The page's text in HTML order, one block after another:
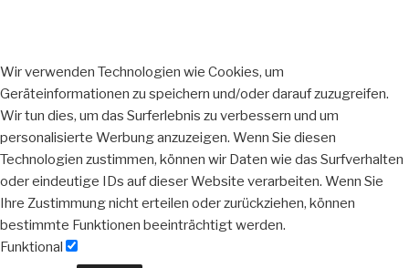
Wir verwenden Technologien wie Cookies, um
Geräteinformationen zu speichern und/oder darauf zuzugreifen.
Wir tun dies, um das Surferlebnis zu verbessern und um
personalisierte Werbung anzuzeigen. Wenn Sie diesen
Technologien zustimmen, können wir Daten wie das Surfverhalten
oder eindeutige IDs auf dieser Website verarbeiten. Wenn Sie
Ihre Zustimmung nicht erteilen oder zurückziehen, können
bestimmte Funktionen beeinträchtigt werden.
Funktional